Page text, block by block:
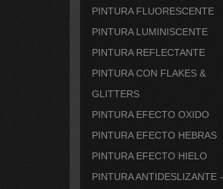
PINTURA FLUORESCENTE
PINTURA LUMINISCENTE
PINTURA REFLECTANTE
PINTURA CON FLAKES &
GLITTERS
PINTURA EFECTO OXIDO
PINTURA EFECTO HEBRAS
PINTURA EFECTO HIELO
PINTURA ANTIDESLIZANTE -